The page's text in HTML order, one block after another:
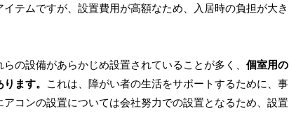
テムですが、設置費用が高額なため、入居時の負担が大き
の設備があらかじめ設置されていることが多く、 個室用の
ます。
これは、障がい者の生活をサポートするために、事
コンの設置については会社努力での設置となるため、設置